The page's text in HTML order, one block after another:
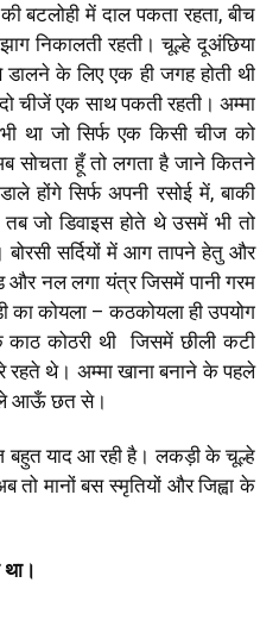
बटलोही में दाल पकता रहता, बीच
निकालती रहती। चूल्हे दूअंछिया
के लिए एक ही जगह होती थी
चीजें एक साथ पकती रहती। अम्मा
था जो सिर्फ एक किसी चीज को
सोचता हूँ तो लगता है जाने कितने
होंगे सिर्फ अपनी रसोई में, बाकी
जो डिवाइस होते थे उसमें भी तो
बोरसी सर्दियों में आग तापने हेतु और
और नल लगा यंत्र जिसमें पानी गरम
का कोयला – कठकोयला ही उपयोग
कोठरी थी जिसमें छीली कटी
रहते थे। अम्मा खाना बनाने के पहले
ले आऊँ छत से।
बहुत याद आ रही है। लकड़ी के चूल्हे
मानों बस स्मृतियों और जिह्वा के
था।